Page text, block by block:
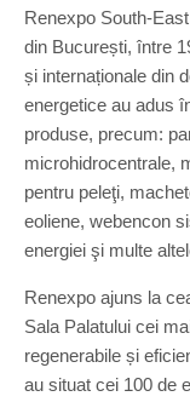
Renexpo South-
din București, între
și internaționale din
energetice au adus
produse, precum:
microhidrocentrale,
pentru peleţi,
eoliene, webencon
energiei şi multe
Renexpo ajuns la
Sala Palatului cei
regenerabile și
au situat cei 100 de